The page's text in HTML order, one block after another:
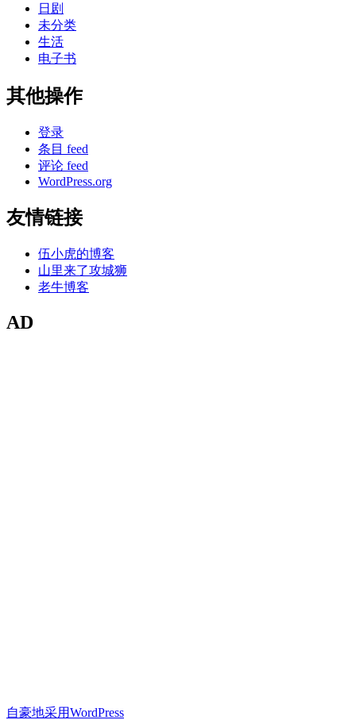
日剧
未分类
生活
电子书
其他操作
登录
条目 feed
评论 feed
WordPress.org
友情链接
伍小虎的博客
山里来了攻城狮
老牛博客
AD
自豪地采用WordPress